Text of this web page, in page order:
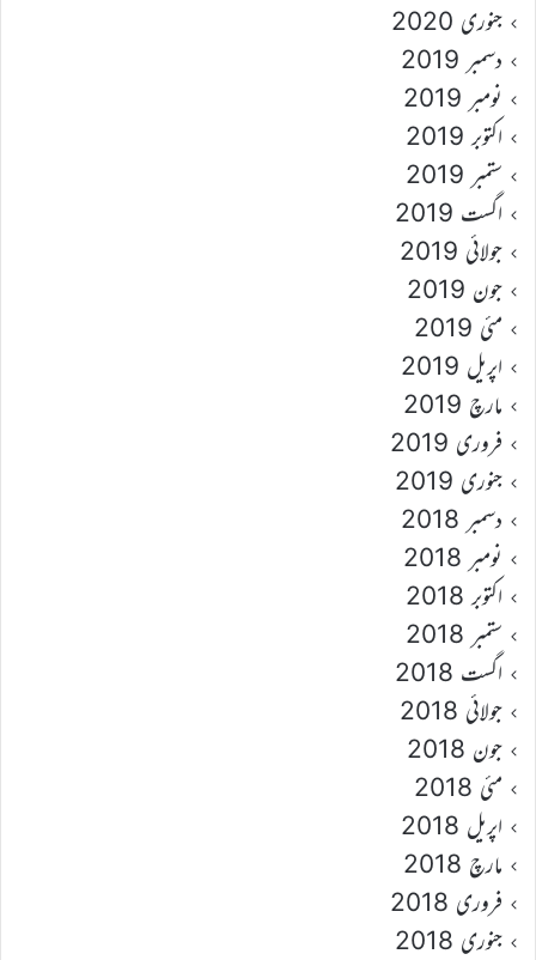
جنوری 2020
دسمبر 2019
نومبر 2019
اکتوبر 2019
ستمبر 2019
اگست 2019
جولائی 2019
جون 2019
مئی 2019
اپریل 2019
مارچ 2019
فروری 2019
جنوری 2019
دسمبر 2018
نومبر 2018
اکتوبر 2018
ستمبر 2018
اگست 2018
جولائی 2018
جون 2018
مئی 2018
اپریل 2018
مارچ 2018
فروری 2018
جنوری 2018